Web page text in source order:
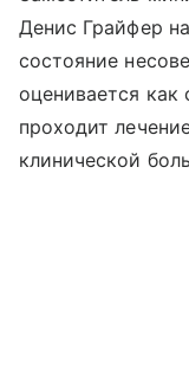
Денис Грайфер
состояние
оценивается как
проходит
клинической